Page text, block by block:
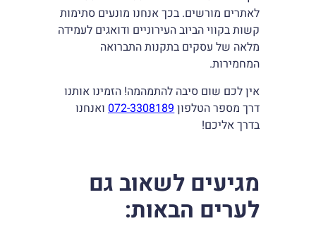
לאתרים מורשים. בכך אנחנו מונעים סתימות
קשות בקווי הביוב העירוניים ודואגים לעמידה
מלאה של עסקים בתקנות התברואה
המחמירות.
אין לכם שום סיבה להתמהמה! הזמינו אותנו
דרך מספר הטלפון 072-3308189ואנחנו
בדרך אליכם!
מגיעים לשאוב גם
לערים הבאות: